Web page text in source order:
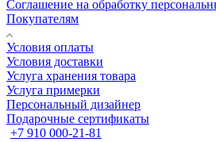
Соглашение на обработку
Покупателям
Условия оплаты
Условия доставки
Услуга хранения товара
Услуга примерки
Персональный дизайнер
Подарочные сертификаты
+7 910 000-21-81